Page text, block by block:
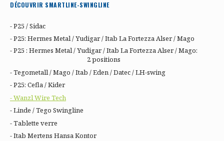
DÉCOUVRIR SMARTLINE-SWINGLINE
- P25 / Sidac
- P25: Hermes Metal / Yudigar / Itab La Fortezza Alser / Mago
- P25 : Hermes Metal / Yudigar / Itab La Fortezza Alser / Mago:
2 positions
- Tegometall / Mago / Itab / Eden / Datec / LH-swing
- P25: Cefla / Kider
- Wanzl Wire Tech
- Linde / Tego Swingline
- Tablette verre
- Itab Mertens Hansa Kontor